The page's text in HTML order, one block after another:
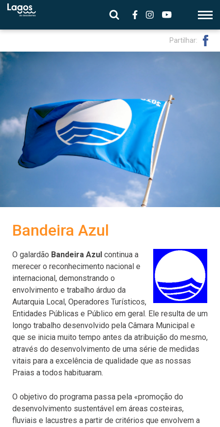
Partilhar:
Bandeira Azul
O galardão Bandeira Azul continua a
merecer o reconhecimento nacional e
internacional, demonstrando o
envolvimento e trabalho árduo da
Autarquia Local, Operadores Turísticos,
Entidades Públicas e Público em geral. Ele resulta de um
longo trabalho desenvolvido pela Câmara Municipal e
que se inicia muito tempo antes da atribuição do mesmo,
através do desenvolvimento de uma série de medidas
vitais para a excelência de qualidade que as nossas
Praias a todos habituaram.
O objetivo do programa passa pela «promoção do
desenvolvimento sustentável em áreas costeiras,
fluviais e lacustres a partir de critérios que envolvem a